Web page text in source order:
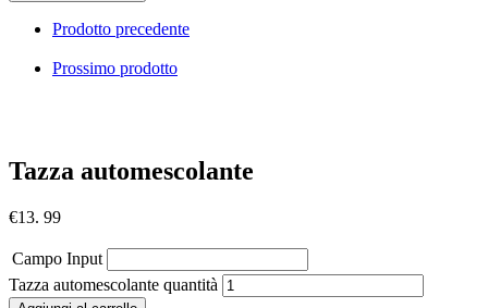
Prodotto precedente
Prossimo prodotto
Tazza automescolante
€13. 99
Campo Input
Tazza automescolante quantità